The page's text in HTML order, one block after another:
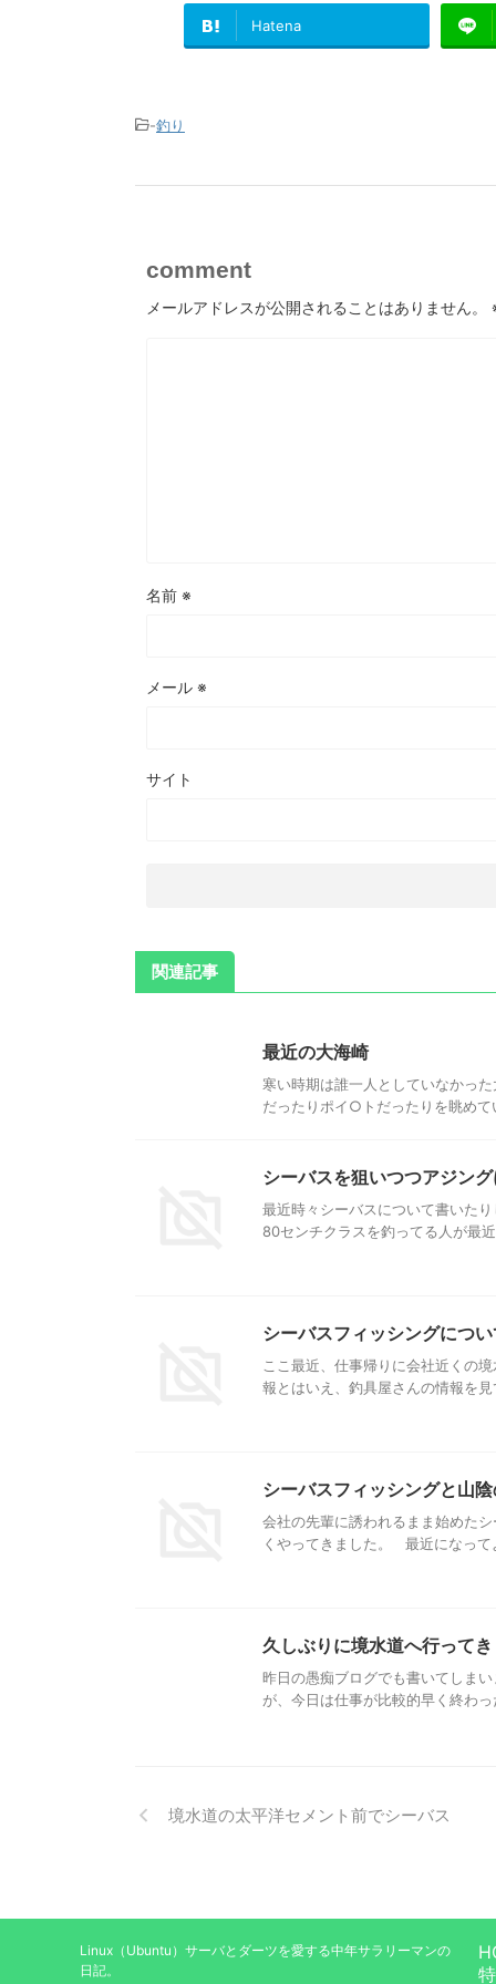
Hatena
-釣り
comment
メールアドレスが公開されることはありません。
名前 ※
メール ※
サイト
関連記事
最近の大海崎
寒い時期は誰一人としていなかっ
だったりポイ○トだったりを眺め
シーバスを狙いつつアジン
最近時々シーバスについて書いた
80センチクラスを釣ってる人が最
シーバスフィッシングにつ
ここ最近、仕事帰りに会社近くの
報とはいえ、釣具屋さんの情報を
シーバスフィッシングと山
会社の先輩に誘われるまま始めた
くやってきました。 最近になっ
久しぶりに境水道へ行って
昨日の愚痴ブログでも書いてしま
が、今日は仕事が比較的早く終わ
境水道の太平洋セメント前でシーバス
Linux（Ubuntu）サーバとダーツを愛する中年サラリーマンの
日記。